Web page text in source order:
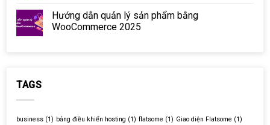
Hướng dẫn quản lý sản phẩm bằng
WooCommerce 2025
TAGS
business(1) bảng điều khiển hosting (1) flatsome (1) Giao diện Flatsome (1)